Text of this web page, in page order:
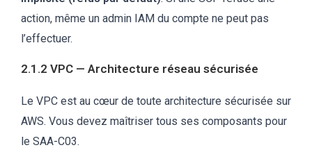
action, même un admin IAM du compte ne peut pas
l’effectuer.
2.1.2 VPC — Architecture réseau sécurisée
Le VPC est au cœur de toute architecture sécurisée sur
AWS. Vous devez maîtriser tous ses composants pour
le SAA-C03.